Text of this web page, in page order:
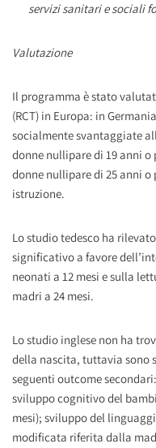
servizi sanitari e sociali
Valutazione
Il programma è stato
(RCT) in Europa: in
socialmente svantaggiate
donne nullipare di 19 anni o
donne nullipare di 25 anni
istruzione.
Lo studio tedesco ha
significativo a favore
neonati a 12 mesi e sulla
madri a 24 mesi.
Lo studio inglese non ha
della nascita, tuttavia
seguenti outcome
sviluppo cognitivo del
mesi); sviluppo del
modificata riferita dalla